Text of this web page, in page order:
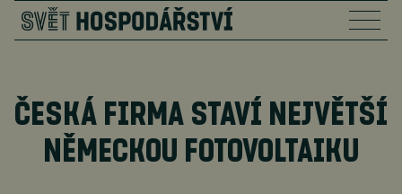
ČESKÁ FIRMA STAVÍ NEJVĚTŠÍ
NĚMECKOU FOTOVOLTAIKU